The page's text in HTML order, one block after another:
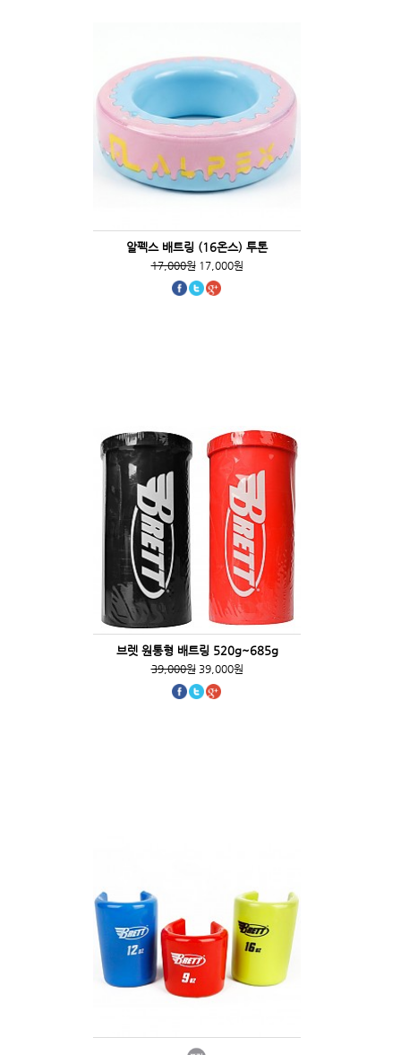
알펙스 배트링 (16온스) 투톤
17,000원17,000원
브렛 원통형 배트링 520g~685g
39,000원39,000원